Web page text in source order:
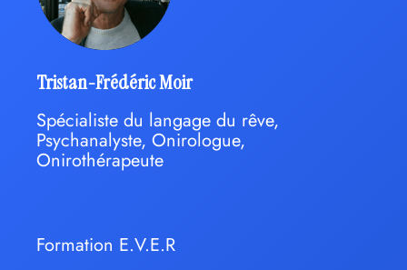
Tristan-Frédéric Moir
Spécialiste du langage du rêve,
Psychanalyste, Onirologue,
Onirothérapeute
Formation E.V.E.R